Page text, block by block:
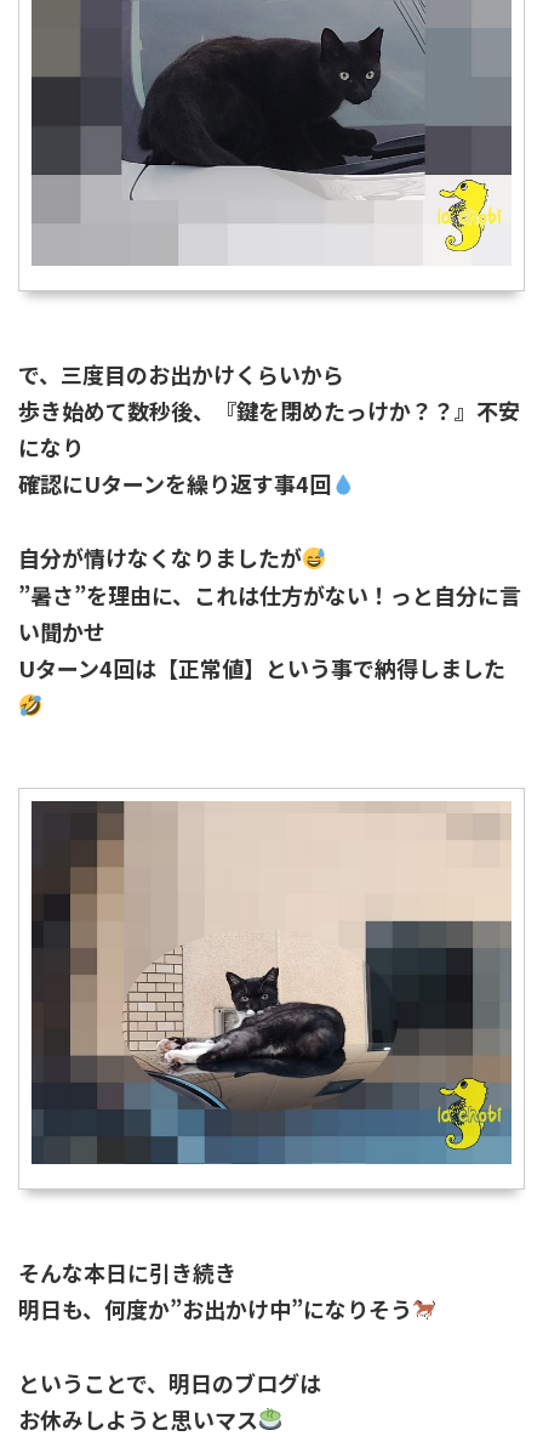
で、三度目のお出かけくらいから
歩き始めて数秒後、『鍵を閉めたっけか？？』不安
になり
確認にUターンを繰り返す事4回
自分が情けなくなりましたが
”暑さ”を理由に、これは仕方がない！っと自分に言
い聞かせ
Uターン4回は【正常値】という事で納得しました
そんな本日に引き続き
明日も、何度か”お出かけ中”になりそう
ということで、明日のブログは
お休みしようと思いマス